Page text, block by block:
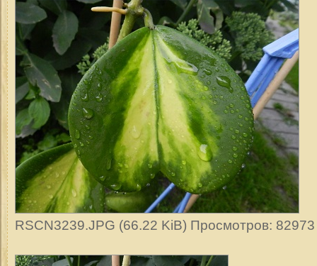
RSCN3239.JPG (66.22 KiB) Просмотров: 82973